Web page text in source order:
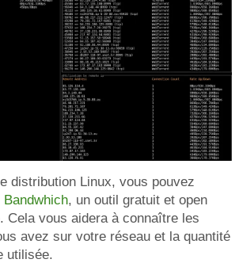
distribution Linux, vous pouvez
Bandwhich, un outil gratuit et open
Cela vous aidera à connaître les
avez sur votre réseau et la quantité
utilisée.